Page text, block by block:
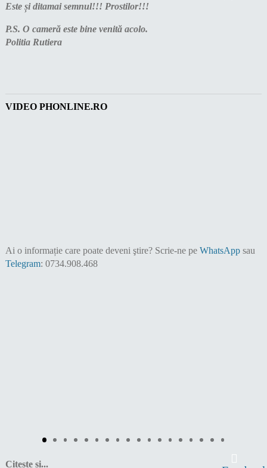
Este și ditamai semnul!!! Prostilor!!!
P.S. O cameră este bine venită acolo.
Politia Rutiera
VIDEO PHONLINE.RO
Ai o informație care poate deveni ştire? Scrie-ne pe WhatsAppsau
Telegram: 0734.908.468
Citește și...